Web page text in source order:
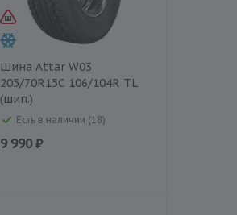
Шина Attar W03
205/70R15C 106/104R TL
(шип.)
Есть в наличии (18)
9 990 ₽